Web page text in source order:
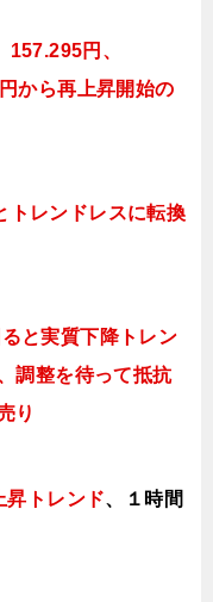
157.295円 、
から再上昇開始の
トレンドレスに転換
と実質下降トレン
調整を待って抵抗
り
昇トレンド、１時間